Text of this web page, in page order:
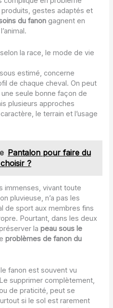
gestes adaptés et
du fanon gagnent en
la race, le mode de vie
estimé, concerne
de chaque cheval. On peut
une seule bonne façon de
plusieurs approches
le terrain et l’usage
Pantalon pour faire du
?
immenses, vivant toute
pluvieuse, n’a pas les
de sport aux membres fins
Pourtant, dans les deux
lapeau sous le
problèmes de fanon du
fanon est souvent vu
supprimer complètement,
de praticité, peut se
si le sol est rarement